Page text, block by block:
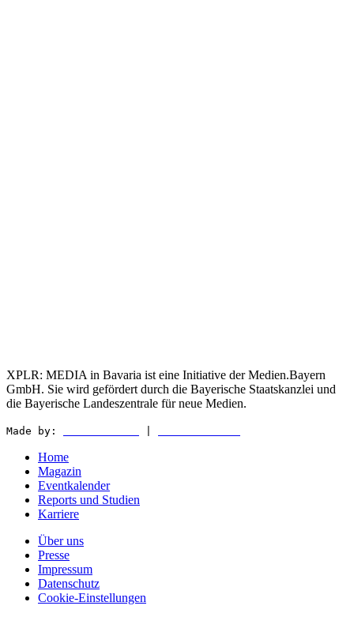
XPLR: MEDIA in Bavaria ist eine Initiative der Medien.Bayern
GmbH. Sie wird gefördert durch die Bayerische Staatskanzlei und
die Bayerische Landeszentrale für neue Medien.
Made by:
Home
Magazin
Eventkalender
Reports und Studien
Karriere
Über uns
Presse
Impressum
Datenschutz
Cookie-Einstellungen